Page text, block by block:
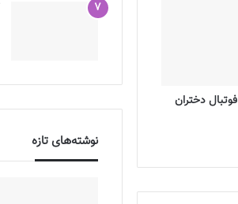
دختران
نوشته‌های تازه